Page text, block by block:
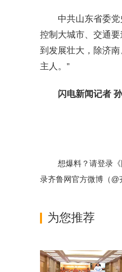
中共山东省委
控制大城市、交通
到发展壮大，除济
主人。”
闪电新闻记者
想爆料？请登录
录齐鲁网官方微博（@
为您推荐